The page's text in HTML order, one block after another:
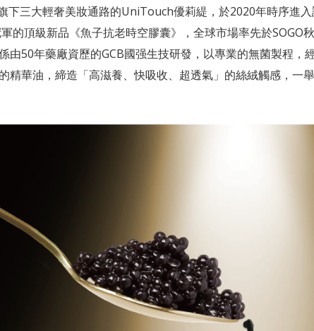
下三大輕奢美妝通路的UniTouch優莉緹，於2020年時序進
的頂級新品《魚子抗老時空膠囊》，全球市場率先於
由50年藥廠資歷的GCB國强生技研發，以專業的無菌製程，
精華油，締造「高滋養、快吸收、超透氣」的絲絨觸感，一